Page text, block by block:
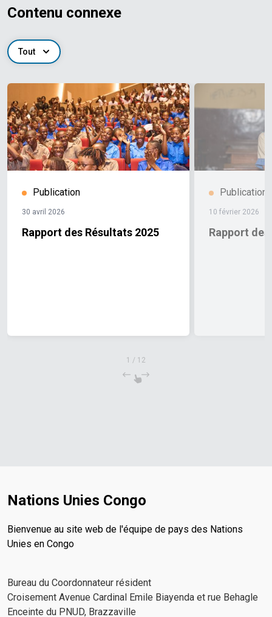
Contenu connexe
Tout
Publication
30 avril 2026
Rapport des Résultats 2025
Publication
10 février 2026
Rapport
1 / 12
Nations Unies Congo
Bienvenue au site web de l'équipe de pays des Nations
Unies en Congo
Bureau du Coordonnateur résident
Croisement Avenue Cardinal Emile Biayenda et rue Behagle
Enceinte du PNUD, Brazzaville